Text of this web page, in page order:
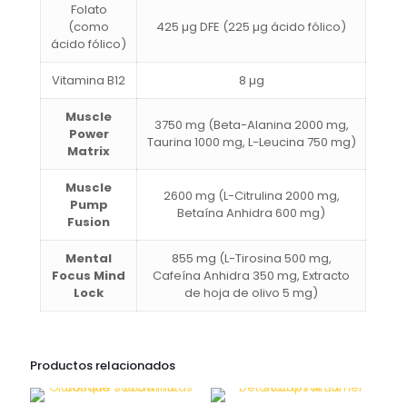
Folato
(como
ácido fólico)
425 µg DFE (225 µg ácido fólico)
Vitamina B12 8 µg
Muscle
Power
Matrix
3750 mg (Beta-Alanina 2000 mg,
Taurina 1000 mg, L-Leucina 750 mg)
Muscle
Pump
Fusion
2600 mg (L-Citrulina 2000 mg,
Betaína Anhidra 600 mg)
Mental
Focus Mind
Lock
855 mg (L-Tirosina 500 mg,
Cafeína Anhidra 350 mg, Extracto
de hoja de olivo 5 mg)
Productos relacionados